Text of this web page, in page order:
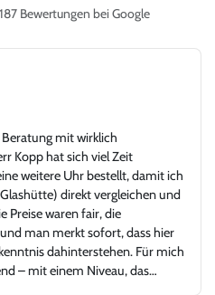
187 Bewertungen bei Google
mit wirklich
Kopp hat sich viel Zeit
weitere Uhr bestellt, damit ich
direkt vergleichen und
man merkt sofort, dass hier
dahinterstehen. Für mich
– mit einem Niveau, das